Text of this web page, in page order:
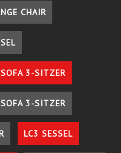
CHAIR
3-SITZER
3-SITZER
LC3 SESSEL